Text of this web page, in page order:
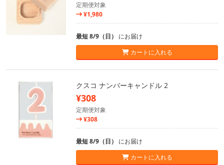
定期便対象
¥1,980
最短 8/9（日） にお届け
カートに入れる
クスコ ナンバーキャンドル 2
¥308
定期便対象
¥308
最短 8/9（日） にお届け
カートに入れる